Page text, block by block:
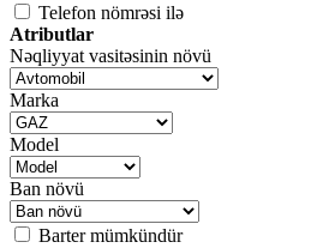
Telefon nömrəsi ilə
Atributlar
Nəqliyyat vasitəsinin növü
Marka
Model
Ban növü
Barter mümkündür